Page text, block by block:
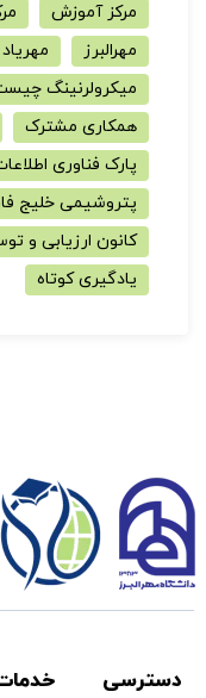
مرکز آموزش
مهرالبرز
مهریاد
میکرولرنینگ
همکاری مشترک
پارک فناوری
پتروشیمی خلیج
کانون ارزیابی و
یادگیری کوتاه
دسترسی